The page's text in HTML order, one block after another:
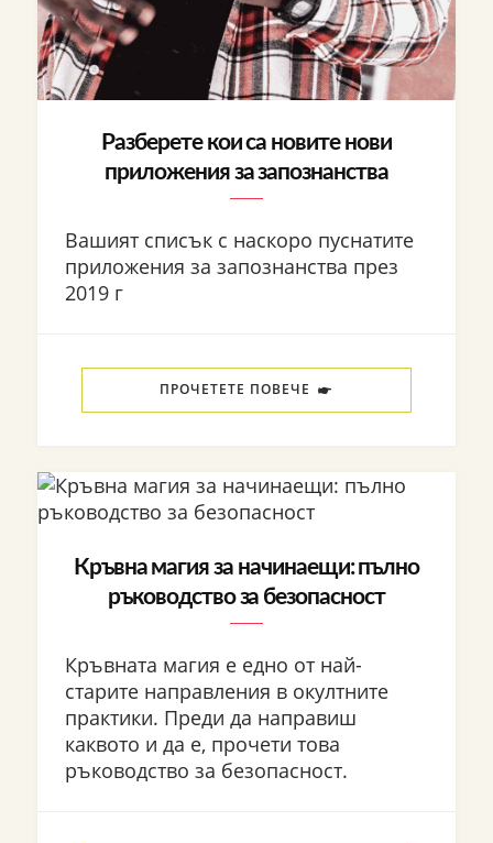
Разберете кои са новите нови
приложения за запознанства
Вашият списък с наскоро пуснатите
приложения за запознанства през
2019 г
ПРОЧЕТЕТЕ ПОВЕЧЕ
Кръвна магия за начинаещи: пълно
ръководство за безопасност
Кръвната магия е едно от най-
старите направления в окултните
практики. Преди да направиш
каквото и да е, прочети това
ръководство за безопасност.